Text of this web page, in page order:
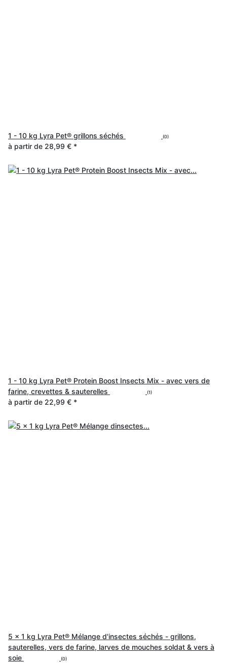
1 - 10 kg Lyra Pet® grillons séchés (0)
à partir de 28,99 € *
1 - 10 kg Lyra Pet® Protein Boost Insects Mix - avec vers de
farine, crevettes & sauterelles
(1)
à partir de 22,99 € *
5 x 1 kg Lyra Pet® Mélange d'insectes séchés - grillons,
sauterelles, vers de farine, larves de mouches soldat & vers à
soie
(0)